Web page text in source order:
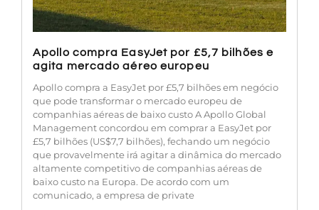
Apollo compra EasyJet por £5,7 bilhões e
agita mercado aéreo europeu
Apollo compra a EasyJet por £5,7 bilhões em negócio
que pode transformar o mercado europeu de
companhias aéreas de baixo custo A Apollo Global
Management concordou em comprar a EasyJet por
£5,7 bilhões (US$7,7 bilhões), fechando um negócio
que provavelmente irá agitar a dinâmica do mercado
altamente competitivo de companhias aéreas de
baixo custo na Europa. De acordo com um
comunicado, a empresa de private